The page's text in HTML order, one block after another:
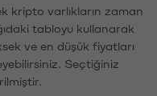
kripto varlıkların zaman
tabloyu kullanarak
ve en düşük fiyatları
Seçtiğiniz